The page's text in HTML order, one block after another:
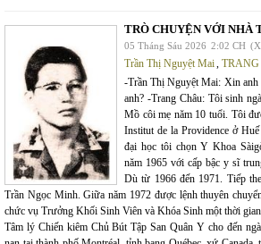
TRÒ CHUYỆN VỚI NHÀ
05 Tháng Sáu 2026 2:02 CH
Trần Thị Nguyệt Mai
-Trần Thị Nguyệt Mai: Xin anh
anh? -Trang Châu: Tôi sinh
Mồ côi mẹ năm 10 tuổi. Tôi
Institut de la Providence ở
đại học tôi chọn Y Khoa
năm 1965 với cấp bậc y sĩ
Dù từ 1966 đến 1971. Tiếp
Trần Ngọc Minh. Giữa năm 1972 được lệnh thuyên
chức vụ Trưởng Khối Sinh Viên và Khóa Sinh một thời
Tâm lý Chiến kiêm Chủ Bút Tập San Quân Y cho đến